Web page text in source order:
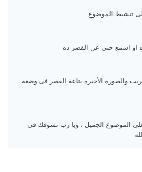
تنشيط الموضوع
او اسمع حتى عن القصر ده
والصوره الأخيره بتاعة القصر فى وضعه
الموضوع الجميل ، ويا رب نشوفك فى